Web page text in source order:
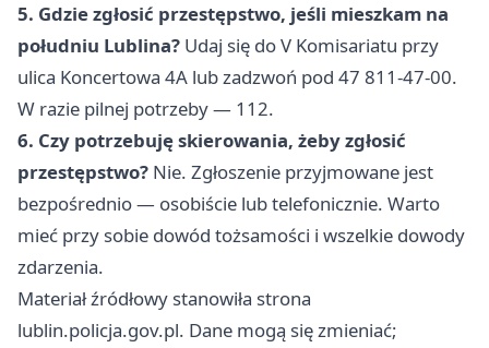
5. Gdzie zgłosić przestępstwo, jeśli mieszkam na
południu Lublina? Udaj się do V Komisariatu przy
ulica Koncertowa 4A lub zadzwoń pod 47 811-47-00.
W razie pilnej potrzeby — 112.
6. Czy potrzebuję skierowania, żeby zgłosić
przestępstwo? Nie. Zgłoszenie przyjmowane jest
bezpośrednio — osobiście lub telefonicznie. Warto
mieć przy sobie dowód tożsamości i wszelkie dowody
zdarzenia.
Materiał źródłowy stanowiła strona
lublin.policja.gov.pl. Dane mogą się zmieniać;